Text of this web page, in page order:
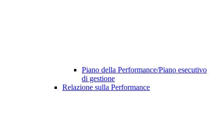
Piano della Performance/Piano esecutivo
di gestione
Relazione sulla Performance